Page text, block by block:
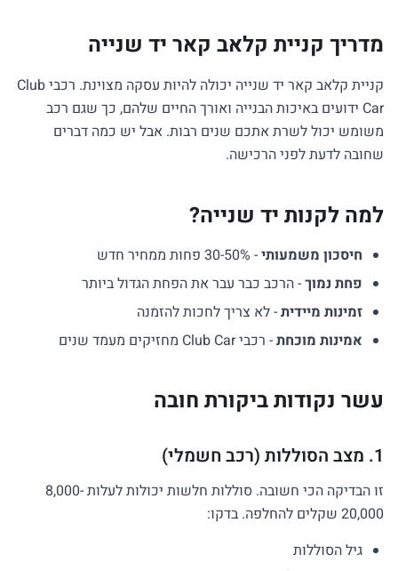
מדריך קניית קלאב קאר יד שנייה
קניית קלאב קאר יד שנייה יכולה להיות עסקה מצוינת. רכבי Club
Car ידועים באיכות הבנייה ואורך החיים שלהם, כך שגם רכב
משומש יכול לשרת אתכם שנים רבות. אבל יש כמה דברים
שחובה לדעת לפני הרכישה.
למה לקנות יד שנייה?
חיסכון משמעותי- 30-50% פחות ממחיר חדש
פחת נמוך- הרכב כבר עבר את הפחת הגדול ביותר
זמינות מיידית- לא צריך לחכות להזמנה
אמינות מוכחת- רכבי Club Car מחזיקים מעמד שנים
עשר נקודות ביקורת חובה
1. מצב הסוללות (רכב חשמלי)
זו הבדיקה הכי חשובה. סוללות חלשות יכולות לעלות 8,000-
20,000 שקלים להחלפה. בדקו:
גיל הסוללות